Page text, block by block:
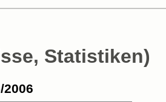
Statistiken)
2006